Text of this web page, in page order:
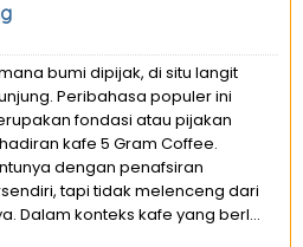
bumi dipijak, di situ langit
Peribahasa populer ini
fondasi atau pijakan
kafe 5 Gram Coffee.
dengan penafsiran
tapi tidak melenceng dari
Dalam konteks kafe yang berl...